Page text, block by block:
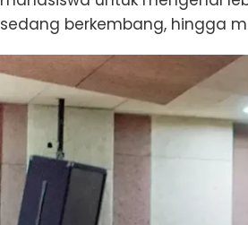
sedang berkembang, hingga